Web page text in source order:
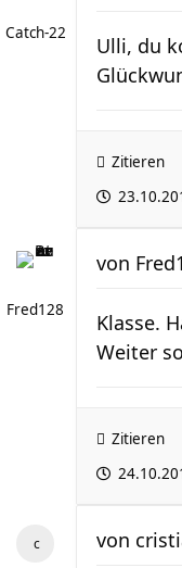
Catch-22
Ulli, du
Zitieren
Fred128
von
Klasse.
Weiter
Zitieren
von